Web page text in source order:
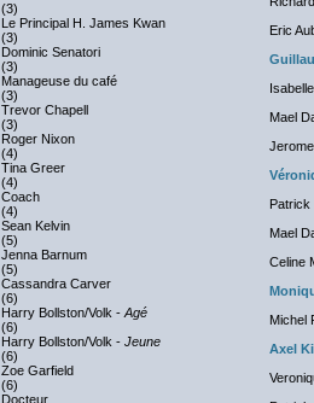
(3)
Le Principal H. James Kwan
(3)
Eric
Dominic Senatori
(3)
Manageuse du café
(3)
Trevor Chapell
(3)
Mael
Roger Nixon
(4)
Tina Greer
(4)
Coach
(4)
Patrick
Sean Kelvin
(5)
Mael
Jenna Barnum
(5)
Celine
Cassandra Carver
(6)
Harry Bollston/Volk - Agé
(6)
Michel
Harry Bollston/Volk - Jeune
(6)
Axel
Zoe Garfield
(6)
Docteur